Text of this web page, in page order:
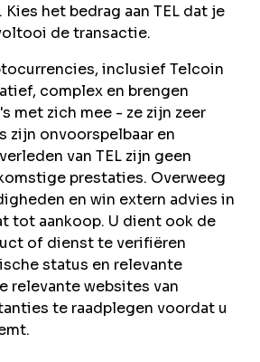
het bedrag aan TEL dat je
de transactie.
inclusief Telcoin
complex en brengen
met zich mee - ze zijn zeer
zijn onvoorspelbaar en
van TEL zijn geen
prestaties. Overweeg
en win extern advies in
tot aankoop. U dient ook de
of dienst te verifiëren
status en relevante
relevante websites van
te raadplegen voordat u